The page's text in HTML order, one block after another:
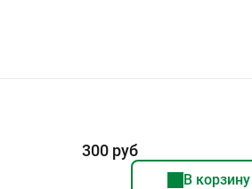
300 руб
В корзину